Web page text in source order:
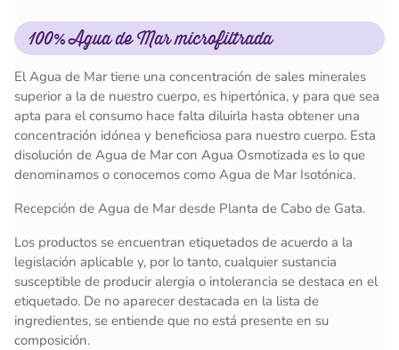
100% Agua de Mar microfiltrada
El Agua de Mar tiene una concentración de sales minerales
superior a la de nuestro cuerpo, es hipertónica, y para que sea
apta para el consumo hace falta diluirla hasta obtener una
concentración idónea y beneficiosa para nuestro cuerpo. Esta
disolución de Agua de Mar con Agua Osmotizada es lo que
denominamos o conocemos como Agua de Mar Isotónica.
Recepción de Agua de Mar desde Planta de Cabo de Gata.
Los productos se encuentran etiquetados de acuerdo a la
legislación aplicable y, por lo tanto, cualquier sustancia
susceptible de producir alergia o intolerancia se destaca en el
etiquetado. De no aparecer destacada en la lista de
ingredientes, se entiende que no está presente en su
composición.